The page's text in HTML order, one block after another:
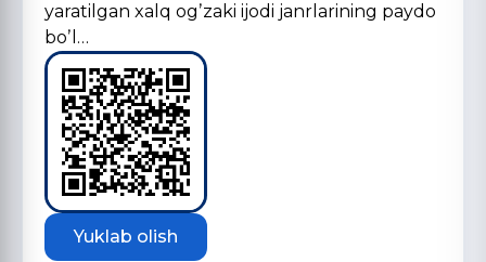
yaratilgan xalq ogʼzaki ijodi janrlarining paydo
boʼl…
Yuklab olish